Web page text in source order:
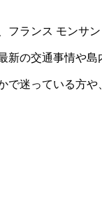
フランス モンサ
新の交通事情や島
で迷っている方